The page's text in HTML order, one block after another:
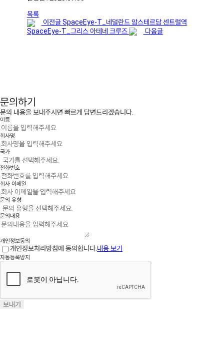
목록
이전글 SpaceEye-T_네덜란드 암스테르담 센트럴역
SpaceEye-T_그리스 아테네 크루즈
다음글
문의하기
문의 내용을 보내주시면 빠르게 답변드리겠습니다.
이름
회사명
국가
전화번호
회사 이메일
문의 유형
문의내용
개인정보동의
개인정보처리방침에 동의합니다. 내용 보기
자동등록방지
보내기